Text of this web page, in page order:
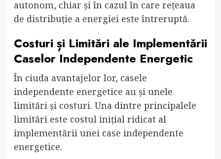
autonom, chiar și în cazul în care rețeaua
de distribuție a energiei este întreruptă.
Costuri și Limitări ale Implementării
Caselor Independente Energetic
În ciuda avantajelor lor, casele
independente energetice au și unele
limitări și costuri. Una dintre principalele
limitări este costul inițial ridicat al
implementării unei case independente
energetice.